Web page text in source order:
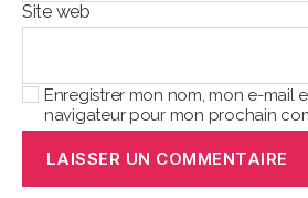
Site web
Enregistrer mon nom, mon e-mail
navigateur pour mon prochain